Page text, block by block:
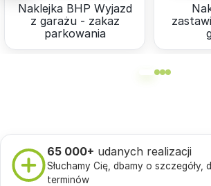
Naklejka BHP Wyjazd
z garażu - zakaz
parkowania
65 000+ udanych realizacji
Słuchamy Cię, dbamy o szczegóły,
terminów